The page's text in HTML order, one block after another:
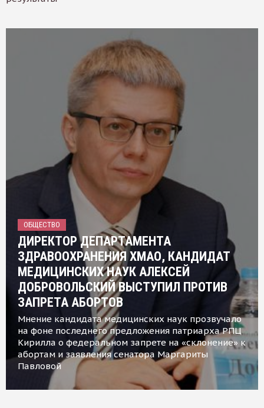
ОБЩЕСТВО
ДИРЕКТОР ДЕПАРТАМЕНТА
ЗДРАВООХРАНЕНИЯ ХМАО, КАНДИДАТ
МЕДИЦИНСКИХ НАУК АЛЕКСЕЙ
ДОБРОВОЛЬСКИЙ ВЫСТУПИЛ ПРОТИВ
ЗАПРЕТА АБОРТОВ
Мнение кандидата медицинских наук прозвучало
на фоне последнего предложения патриарха РПЦ
Кирилла о федеральном запрете на «склонение» к
абортам и заявления сенатора Маргариты
Павловой